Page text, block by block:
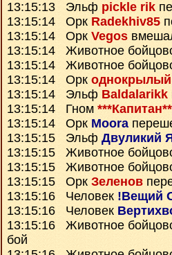
13:15:13 Эльф pickle rik
13:15:14 Орк Radekhiv85
13:15:14 Орк Vegos
13:15:14 Животное
13:15:14 Животное
13:15:14 Орк однокрылый
13:15:14 Эльф Baldalarikk
13:15:14 Гном
13:15:14 Орк Moora
13:15:15 Эльф Двуликий
13:15:15 Животное
13:15:15 Животное
13:15:15 Орк Зеленов
13:15:16 Человек !Вещий
13:15:16 Человек
13:15:16 Животное
бой